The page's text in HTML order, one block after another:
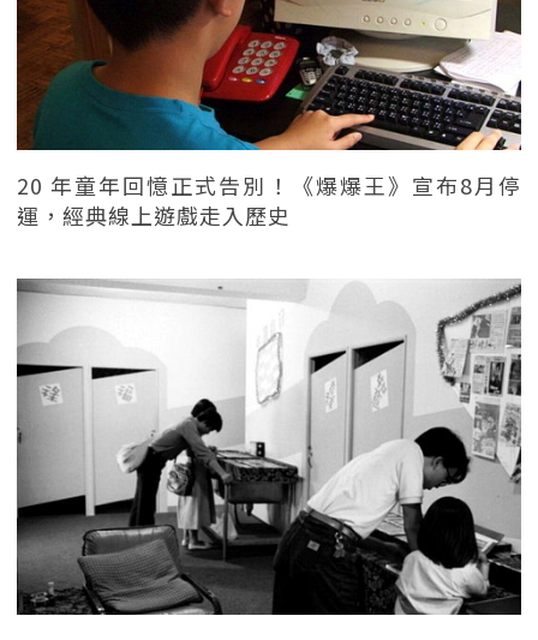
20 年童年回憶正式告別！《爆爆王》宣布8月停
運，經典線上遊戲走入歷史